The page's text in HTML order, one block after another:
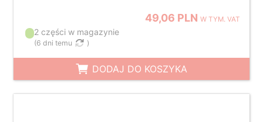
49,06 PLNW TYM. VAT
2 części w magazynie
(6 dni temu )
DODAJ DO KOSZYKA